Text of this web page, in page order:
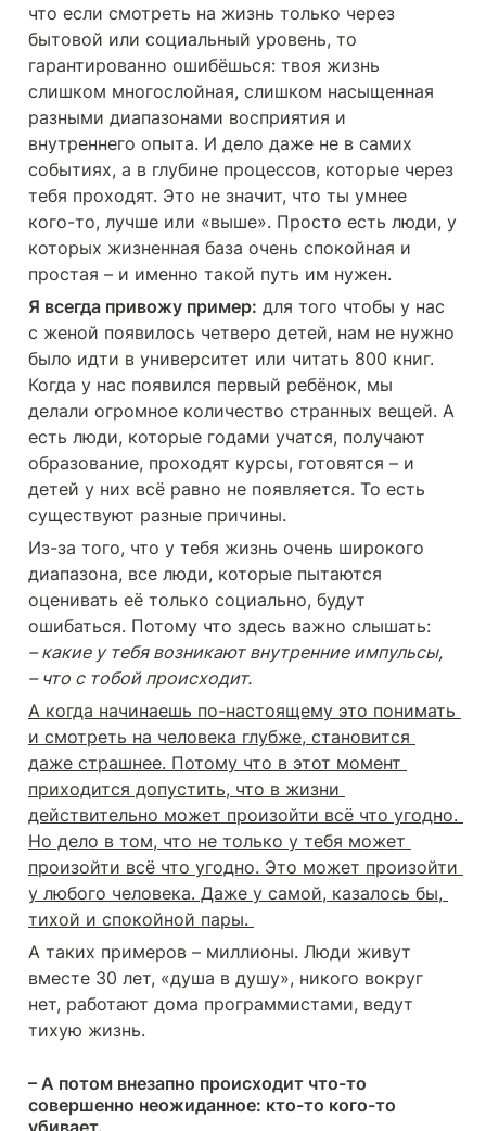
что если смотреть на жизнь только через
бытовой или социальный уровень, то
гарантированно ошибёшься: твоя жизнь
слишком многослойная, слишком насыщенная
разными диапазонами восприятия и
внутреннего опыта. И дело даже не в самих
событиях, а в глубине процессов, которые через
тебя проходят. Это не значит, что ты умнее
кого-то, лучше или «выше». Просто есть люди, у
которых жизненная база очень спокойная и
простая – и именно такой путь им нужен.
Я всегда привожу пример: для того чтобы у нас
с женой появилось четверо детей, нам не нужно
было идти в университет или читать 800 книг.
Когда у нас появился первый ребёнок, мы
делали огромное количество странных вещей. А
есть люди, которые годами учатся, получают
образование, проходят курсы, готовятся – и
детей у них всё равно не появляется. То есть
существуют разные причины.
Из-за того, что у тебя жизнь очень широкого
диапазона, все люди, которые пытаются
оценивать её только социально, будут
– какие у тебя возникают внутренние импульсы,
– что с тобой происходит.
А когда начинаешь по-настоящему это понимать
и смотреть на человека глубже, становится
даже страшнее. Потому что в этот момент
приходится допустить, что в жизни
действительно может произойти всё что угодно.
Но дело в том, что не только у тебя может
произойти всё что угодно. Это может произойти
у любого человека. Даже у самой, казалось бы,
тихой и спокойной пары.
А таких примеров – миллионы. Люди живут
вместе 30 лет, «душа в душу», никого вокруг
нет, работают дома программистами, ведут
тихую жизнь.
– А потом внезапно происходит что-то
совершенно неожиданное: кто-то кого-то